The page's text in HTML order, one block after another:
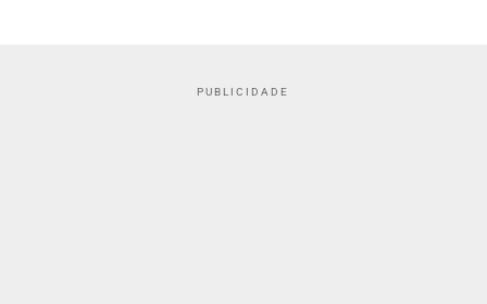
PUBLICIDADE